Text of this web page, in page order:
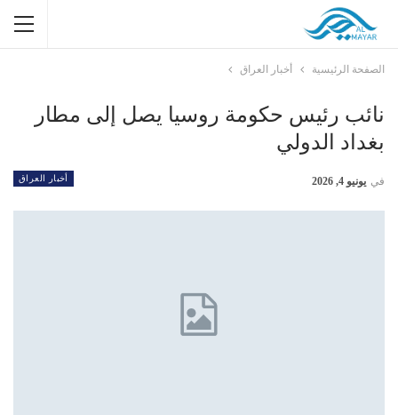
الصفحة الرئيسية أخبار العراق
نائب رئيس حكومة روسيا يصل إلى مطار
بغداد الدولي
أخبار العراق في يونيو 4, 2026